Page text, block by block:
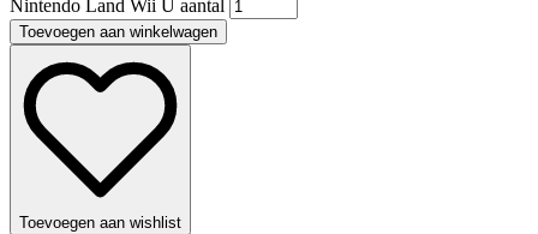
Nintendo Land Wii U aantal
Toevoegen aan winkelwagen
Toevoegen aan wishlist